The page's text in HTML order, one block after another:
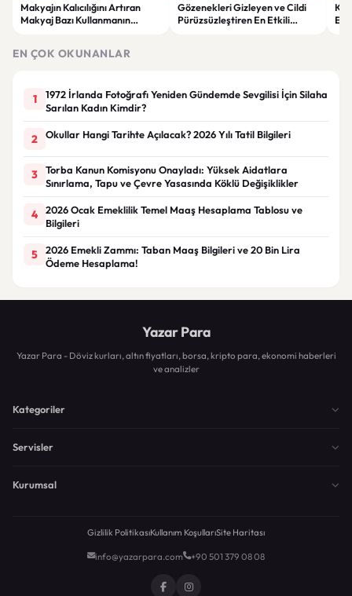
Makyajın Kalıcılığını Artıran
Makyaj Bazı Kullanmanın
Gözenekleri Gizleyen ve Cildi
Pürüzsüzleştiren En Etkili
EN ÇOK OKUNANLAR
1
1972 İrlanda Fotoğrafı Yeniden Gündemde Sevgilisi İçin Silaha
Sarılan Kadın Kimdir?
2 Okullar Hangi Tarihte Açılacak? 2026 Yılı Tatil Bilgileri
3
Torba Kanun Komisyonu Onayladı: Yüksek Aidatlara
Sınırlama, Tapu ve Çevre Yasasında Köklü Değişiklikler
4
2026 Ocak Emeklilik Temel Maaş Hesaplama Tablosu ve
Bilgileri
5
2026 Emekli Zammı: Taban Maaş Bilgileri ve 20 Bin Lira
Ödeme Hesaplama!
Yazar Para
Yazar Para - Döviz kurları, altın fiyatları, borsa, kripto para, ekonomi haberleri
ve analizler
Kategoriler
Servisler
Kurumsal
Gizlilik PolitikasıKullanım KoşullarıSite Haritası
info@yazarpara.com +90 501 379 08 08